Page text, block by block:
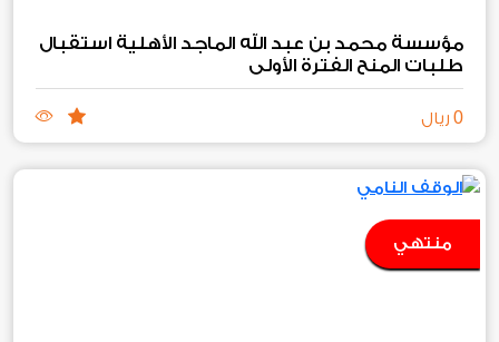
مؤسسة محمد بن عبد الله الماجد الأهلية استقبال
طلبات المنح الفترة الأولى
0 ريال
منتهي